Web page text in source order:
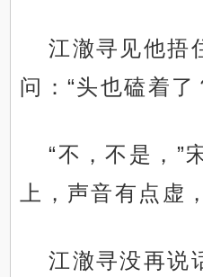
江澈寻见他捂
问：“头也磕着了
“不，不是，”
上，声音有点
江澈寻没再说